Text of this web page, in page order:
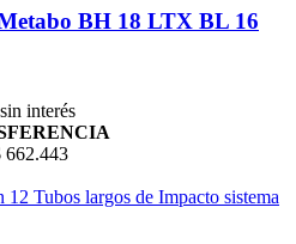
BH 18 LTX BL 16
interés
662.443